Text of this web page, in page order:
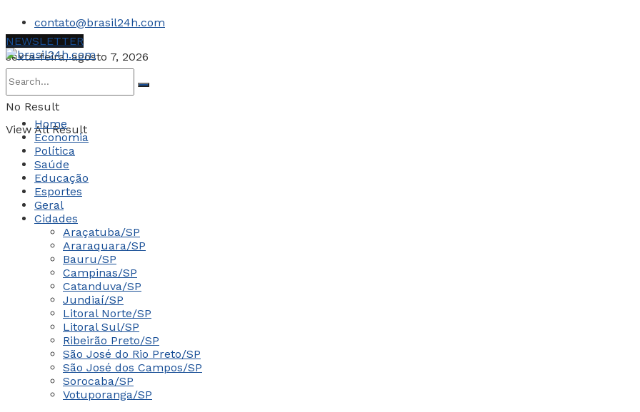
contato@brasil24h.com
sexta-feira, agosto 7, 2026
No Result
View All Result
NEWSLETTER
Home
Economia
Política
Saúde
Educação
Esportes
Geral
Cidades
Araçatuba/SP
Araraquara/SP
Bauru/SP
Campinas/SP
Catanduva/SP
Jundiaí/SP
Litoral Norte/SP
Litoral Sul/SP
Ribeirão Preto/SP
São José do Rio Preto/SP
São José dos Campos/SP
Sorocaba/SP
Votuporanga/SP